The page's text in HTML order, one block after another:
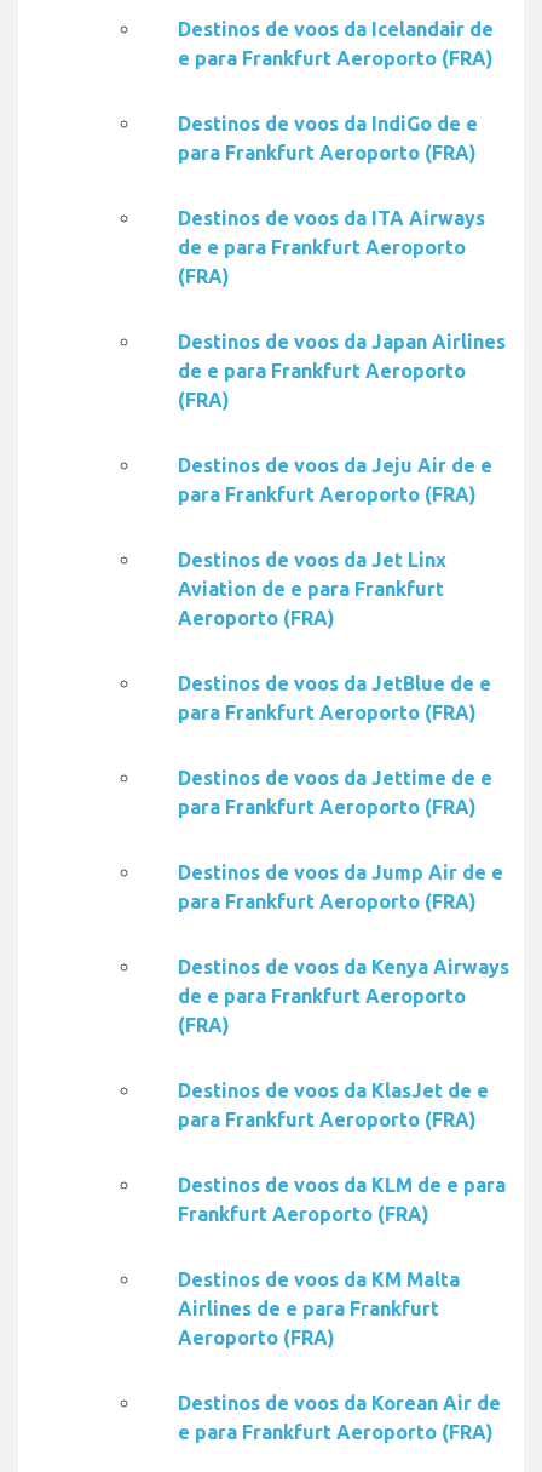
Destinos de voos da Icelandair de
e para Frankfurt Aeroporto (FRA)
Destinos de voos da IndiGo de e
para Frankfurt Aeroporto (FRA)
Destinos de voos da ITA Airways
de e para Frankfurt Aeroporto
(FRA)
Destinos de voos da Japan Airlines
de e para Frankfurt Aeroporto
(FRA)
Destinos de voos da Jeju Air de e
para Frankfurt Aeroporto (FRA)
Destinos de voos da Jet Linx
Aviation de e para Frankfurt
Aeroporto (FRA)
Destinos de voos da JetBlue de e
para Frankfurt Aeroporto (FRA)
Destinos de voos da Jettime de e
para Frankfurt Aeroporto (FRA)
Destinos de voos da Jump Air de e
para Frankfurt Aeroporto (FRA)
Destinos de voos da Kenya Airways
de e para Frankfurt Aeroporto
(FRA)
Destinos de voos da KlasJet de e
para Frankfurt Aeroporto (FRA)
Destinos de voos da KLM de e para
Frankfurt Aeroporto (FRA)
Destinos de voos da KM Malta
Airlines de e para Frankfurt
Aeroporto (FRA)
Destinos de voos da Korean Air de
e para Frankfurt Aeroporto (FRA)